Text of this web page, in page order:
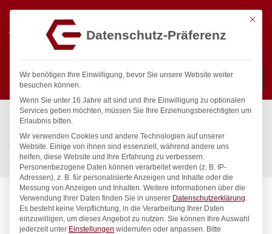
Suchen
Start / Gastronomiebedarf & Gastro Geräte für Profis
Küchenartikel
Gastronormbehälter
/
Gastronorm-Behälter 1/3, HENDI, Budget Line, GN 1/3, 2,5L,
325x176x(H)65mm
Mit
Datenschutz-Präferenz
Wir benötigen Ihre Einwilligung, bevor Sie unsere Website weiter
besuchen können.
Wenn Sie unter 16 Jahre alt sind und Ihre Einwilligung zu optionalen
Services geben möchten, müssen Sie Ihre Erziehungsberechtigten um
Erlaubnis bitten.
Wir verwenden Cookies und andere Technologien auf unserer
Website. Einige von ihnen sind essenziell, während andere uns
helfen, diese Website und Ihre Erfahrung zu verbessern.
Personenbezogene Daten können verarbeitet werden (z. B. IP-
Adressen), z. B. für personalisierte Anzeigen und Inhalte oder die
Messung von Anzeigen und Inhalten. Weitere Informationen über die
Verwendung Ihrer Daten finden Sie in unserer Datenschutzerklärung.
Es besteht keine Verpflichtung, in die Verarbeitung Ihrer Daten
einzuwilligen, um dieses Angebot zu nutzen. Sie können Ihre Auswahl
jederzeit unter Einstellungen widerrufen oder anpassen. Bitte